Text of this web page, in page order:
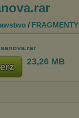
/ FRAGMENTY
23,26 MB